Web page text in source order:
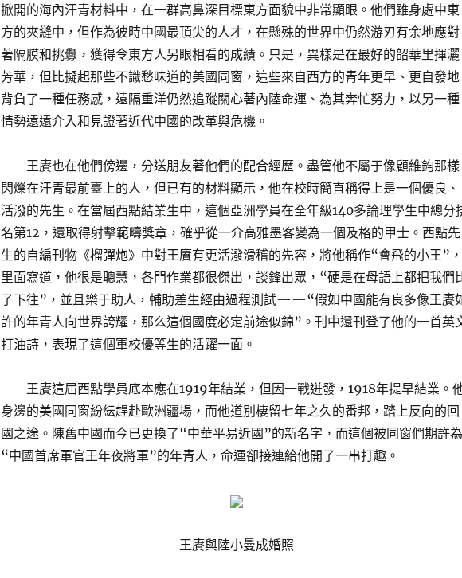
掀開的海內汗青材料中，在一群高鼻深目標東方面貌中非常顯眼。他們雖身處中東
方的夾縫中，但作為彼時中國最頂尖的人才，在懸殊的世界中仍然游刃有余地應對
著隔膜和挑釁，獲得令東方人另眼相看的成績。只是，異樣是在最好的韶華里揮灑
芳華，但比擬起那些不識愁味道的美國同窗，這些來自西方的青年更早、更自發地
背負了一種任務感，遠隔重洋仍然追蹤關心著內陸命運、為其奔忙努力，以另一種
情勢遠遠介入和見證著近代中國的改革與危機。
王賡也在他們傍邊，分送朋友著他們的配合經歷。盡管他不屬于像顧維鈞那樣
閃爍在汗青最前臺上的人，但已有的材料顯示，他在校時簡直稱得上是一個優良、
活潑的先生。在當屆西點結業生中，這個亞洲學員在全年級140多論理學生中總分
名第12，還取得射擊範疇獎章，確乎從一介高雅墨客變為一個及格的甲士。西點先
生的自編刊物《榴彈炮》中對王賡有更活潑滑稽的先容，將他稱作“會飛的小王”，
里面寫道，他很是聰慧，各門作業都很傑出，談鋒出眾，“硬是在母語上都把我們
了下往”，並且樂于助人，輔助差生經由過程測試——“假如中國能有良多像王賡
許的年青人向世界誇耀，那么這個國度必定前途似錦”。刊中還刊登了他的一首英
打油詩，表現了這個軍校優等生的活躍一面。
王賡這屆西點學員底本應在1919年結業，但因一戰迸發，1918年提早結業。
身邊的美國同窗紛紜趕赴歐洲疆場，而他道別棲留七年之久的番邦，踏上反向的回
國之途。陳舊中國而今已更換了“中華平易近國”的新名字，而這個被同窗們期許為
“中國首席軍官王年夜將軍”的年青人，命運卻接連給他開了一串打趣。
王賡與陸小曼成婚照